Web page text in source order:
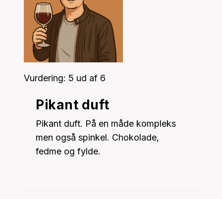
Vurdering: 5 ud af 6
Pikant duft
Pikant duft. På en måde kompleks
men også spinkel. Chokolade,
fedme og fylde.